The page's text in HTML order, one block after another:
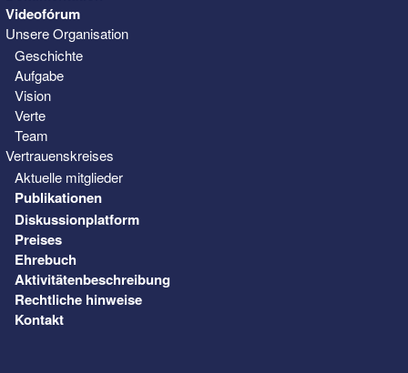
Videofórum
Unsere Organisation
Geschichte
Aufgabe
Vision
Verte
Team
Vertrauenskreises
Aktuelle mitglieder
Publikationen
Diskussionplatform
Preises
Ehrebuch
Aktivitätenbeschreibung
Rechtliche hinweise
Kontakt